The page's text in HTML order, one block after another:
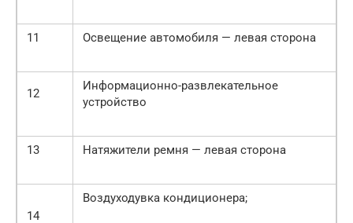
11 Освещение автомобиля — левая сторона
12
Информационно-развлекательное
устройство
13 Натяжители ремня — левая сторона
14
Воздуходувка кондиционера;